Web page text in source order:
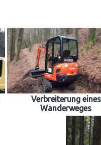
Verbreiterung eines
Wanderweges